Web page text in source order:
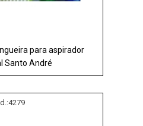
para aspirador
Santo André
4279